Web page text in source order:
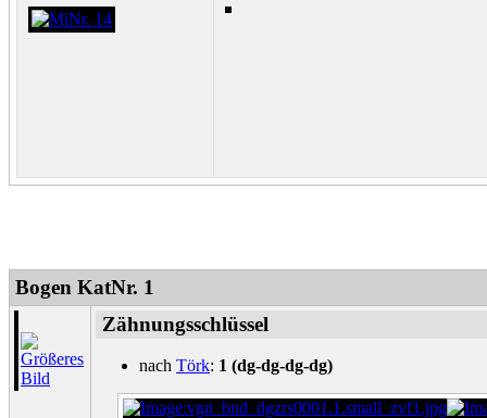
Bogen KatNr. 1
Zähnungsschlüssel
nach Törk: 1 (dg-dg-dg-dg)